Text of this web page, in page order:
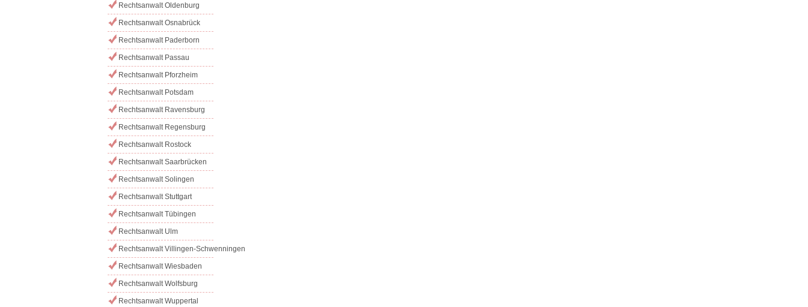
Rechtsanwalt Oldenburg
Rechtsanwalt Osnabrück
Rechtsanwalt Paderborn
Rechtsanwalt Passau
Rechtsanwalt Pforzheim
Rechtsanwalt Potsdam
Rechtsanwalt Ravensburg
Rechtsanwalt Regensburg
Rechtsanwalt Rostock
Rechtsanwalt Saarbrücken
Rechtsanwalt Solingen
Rechtsanwalt Stuttgart
Rechtsanwalt Tübingen
Rechtsanwalt Ulm
Rechtsanwalt Villingen-Schwenningen
Rechtsanwalt Wiesbaden
Rechtsanwalt Wolfsburg
Rechtsanwalt Wuppertal